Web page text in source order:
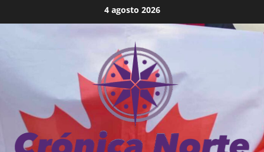
al
4 agosto 2026